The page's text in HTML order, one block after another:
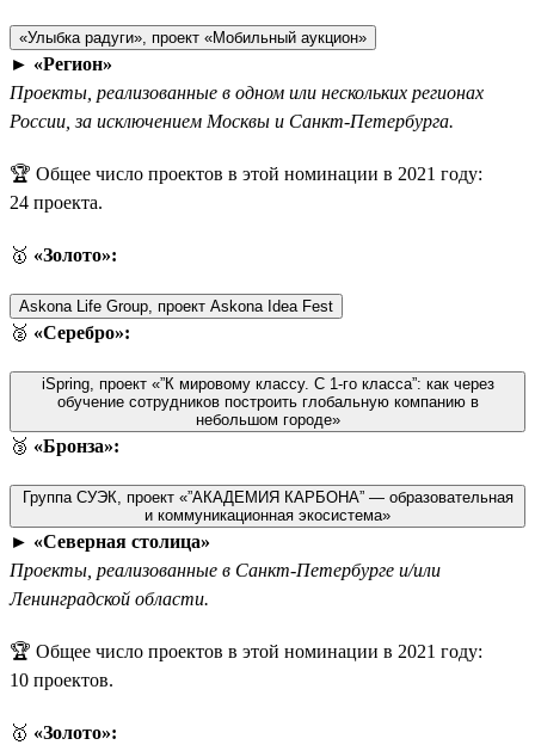
«Улыбка радуги», проект «Мобильный аукцион»
► «Регион»
Проекты, реализованные в одном или нескольких регионах
России, за исключением Москвы и Санкт-Петербурга.
🏆 Общее число проектов в этой номинации в 2021 году:
24 проекта.
🥇 «Золото»:
Askona Life Group, проект Askona Idea Fest
🥈 «Серебро»:
iSpring, проект «”К мировому классу. С 1-го класса”: как через
обучение сотрудников построить глобальную компанию в
небольшом городе»
🥉 «Бронза»:
Группа СУЭК, проект «”АКАДЕМИЯ КАРБОНА” — образовательная
и коммуникационная экосистема»
► «Северная столица»
Проекты, реализованные в Санкт-Петербурге и/или
Ленинградской области.
🏆 Общее число проектов в этой номинации в 2021 году:
10 проектов.
🥇 «Золото»: